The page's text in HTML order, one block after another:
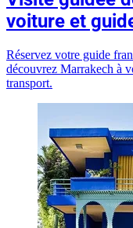
voiture et
Réservez votre guide
découvrez Marrakech à
transport.